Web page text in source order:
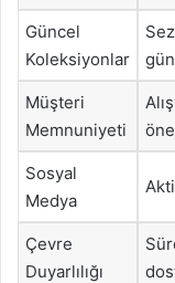
Güncel
Koleksiyonlar
Müşteri
Memnuniyeti
Sosyal
Medya
Çevre
Duyarlılığı